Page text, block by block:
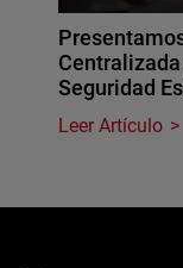
Seguridad
Leer Artículo